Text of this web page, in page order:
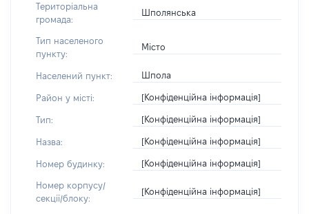
Територіальна
громада:
Шполянська
Тип населеного
пункту:
Місто
Населений пункт: Шпола
Район у місті: [Конфіденційна інформація]
Тип: [Конфіденційна інформація]
Назва: [Конфіденційна інформація]
Номер будинку: [Конфіденційна інформація]
Номер корпусу/
секції/блоку:
[Конфіденційна інформація]